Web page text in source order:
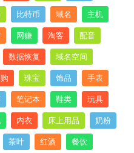
比特币 域名 主机
网赚 淘客 配音
数据恢复 域名空间
珠宝 饰品 手表
笔记本 鞋类 玩具
内衣 床上用品 奶粉
茶叶 红酒 餐饮